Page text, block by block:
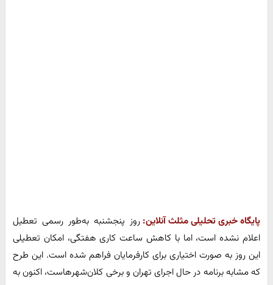
پایگاه خبری تحلیلی مثلث آنلاین: روز پنجشنبه به‌طور رسمی تعطیل
اعلام نشده است، اما با کاهش ساعت کاری هفتگی، امکان تعطیلی
این روز به صورت اختیاری برای کارفرمایان فراهم شده است. این طرح
که مشابه برنامه در حال اجرای تهران و برخی کلان‌شهرهاست، اکنون به